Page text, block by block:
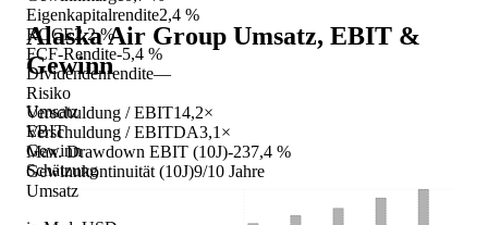
Eigenkapitalrendite2,4 %
ROCE2,2 %
FCF-Rendite-5,4 %
Dividendenrendite—
Risiko
Verschuldung / EBIT14,2×
Verschuldung / EBITDA3,1×
Max. Drawdown EBIT (10J)-237,4 %
Gewinnkontinuität (10J)9/10 Jahre
Umsatz
Alaska Air Group Umsatz, EBIT &
Gewinn
Umsatz
EBIT
Gewinn
Schätzung